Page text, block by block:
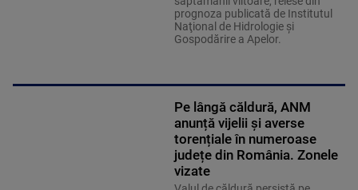
prognoza publicată de Institutul
Naţional de Hidrologie şi
Gospodărire a Apelor.
Pe lângă căldură, ANM
anunță vijelii și averse
torențiale în numeroase
județe din România. Zonele
vizate